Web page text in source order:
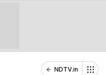
NDTV.in